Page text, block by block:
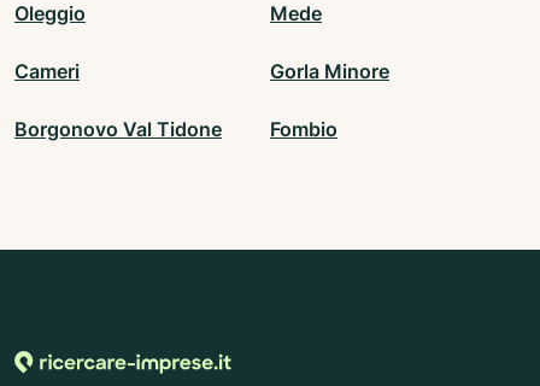
Oleggio Mede
Cameri Gorla Minore
Borgonovo Val Tidone Fombio